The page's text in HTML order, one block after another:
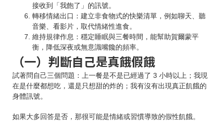
接收到「我飽了」的訊號。
轉移情緒出口：建立非食物式的快樂清單，例如聊天、聽
音樂、看影片，取代情緒性進食。
維持規律作息：穩定睡眠與三餐時間，能幫助賀爾蒙平
衡，降低深夜或無意識嘴饞的頻率。
（一）判斷自己是真餓假餓
試著問自己三個問題：上一餐是不是已經過了 3 小時以上；我現
在是什麼都想吃，還是只想甜的炸的；我有沒有出現真正飢餓的
身體訊號。
如果大多回答是否，那很可能是情緒或習慣導致的假性飢餓。